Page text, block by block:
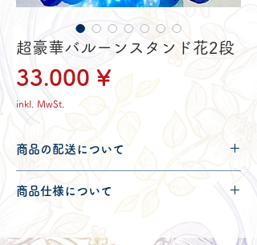
超豪華バルーンスタンド花2段
33.000 ¥ Preis
inkl. MwSt.
商品の配送について
ラからご確認ください。
商品仕様について
⚠️文字バルーンやバルーン名入れは別途